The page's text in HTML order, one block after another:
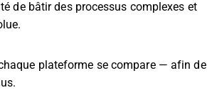
de bâtir des processus complexes et
plateforme se compare — afin de